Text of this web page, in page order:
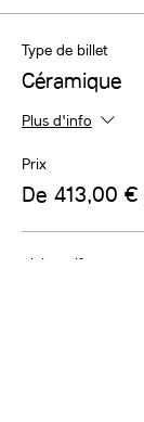
Type de billet
Céramique
Plus d'info
Prix
De 413,00
plein tarif